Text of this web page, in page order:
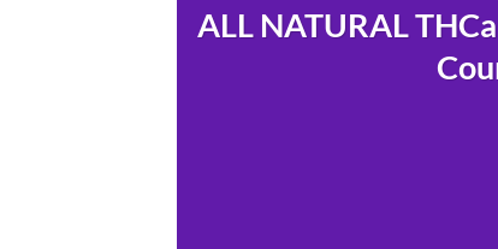
ALL NATURAL